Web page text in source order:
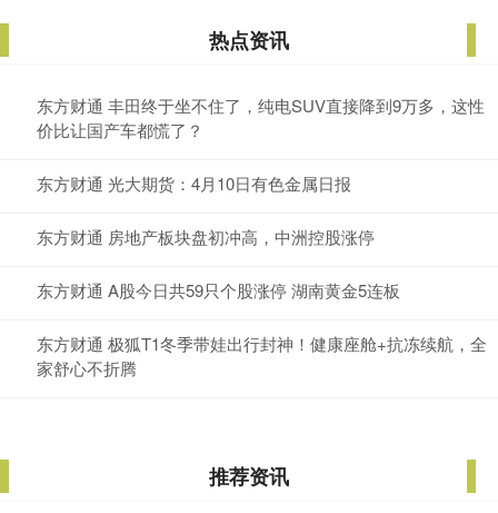
热点资讯
东方财通 丰田终于坐不住了，纯电SUV直接降到9万多，这性
价比让国产车都慌了？
东方财通 光大期货：4月10日有色金属日报
东方财通 房地产板块盘初冲高，中洲控股涨停
东方财通 A股今日共59只个股涨停 湖南黄金5连板
东方财通 极狐T1冬季带娃出行封神！健康座舱+抗冻续航，全
家舒心不折腾
推荐资讯